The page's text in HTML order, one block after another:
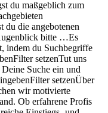
du maßgeblich zum
du die angebotenen
bitte …Es
indem du Suchbegriffe
setzenTut uns
Suche ein und
setzenÜber
wir motivierte
Ob erfahrene Profis